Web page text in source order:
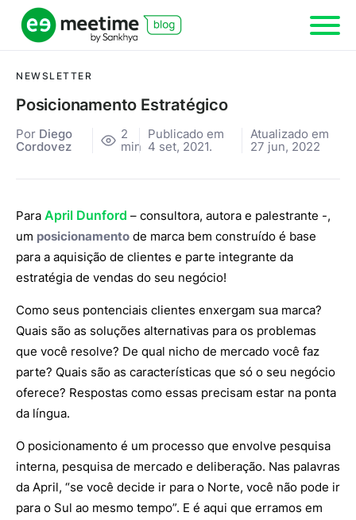
NEWSLETTER
Posicionamento Estratégico
Por Diego
Cordovez
2
min
Publicado em
4 set, 2021.
Atualizado em
27 jun, 2022
Para April Dunford – consultora, autora e palestrante -,
um posicionamento de marca bem construído é base
para a aquisição de clientes e parte integrante da
estratégia de vendas do seu negócio!
Como seus pontenciais clientes enxergam sua marca?
Quais são as soluções alternativas para os problemas
que você resolve? De qual nicho de mercado você faz
parte? Quais são as características que só o seu negócio
oferece? Respostas como essas precisam estar na ponta
da língua.
O posicionamento é um processo que envolve pesquisa
interna, pesquisa de mercado e deliberação. Nas palavras
da April, “se você decide ir para o Norte, você não pode ir
para o Sul ao mesmo tempo”. E é aqui que erramos em